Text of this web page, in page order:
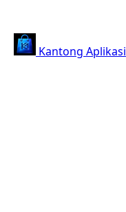
Kantong Aplikasi